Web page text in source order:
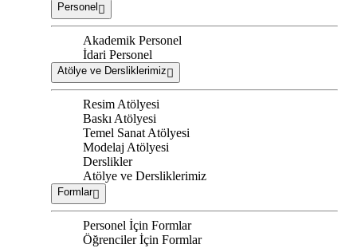
Personel
Akademik Personel
İdari Personel
Atölye ve Dersliklerimiz
Resim Atölyesi
Baskı Atölyesi
Temel Sanat Atölyesi
Modelaj Atölyesi
Derslikler
Atölye ve Dersliklerimiz
Formlar
Personel İçin Formlar
Öğrenciler İçin Formlar